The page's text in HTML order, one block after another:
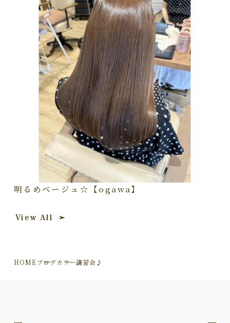
明るめベージュ☆【ogawa】
View All
HOMEブログカラー講習会♪